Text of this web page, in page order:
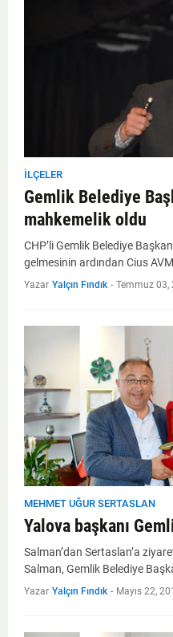
İLÇELER
Gemlik Belediye
mahkemelik oldu
CHP’li Gemlik Belediye
gelmesinin ardından Cius
Yazar Yalçın Fındık - Temmuz 03,
MEHMET UĞUR SERTASLAN
Yalova başkanı
Salman’dan Sertaslan’a
Salman, Gemlik Belediye
Yazar Yalçın Fındık - Mayıs 22,